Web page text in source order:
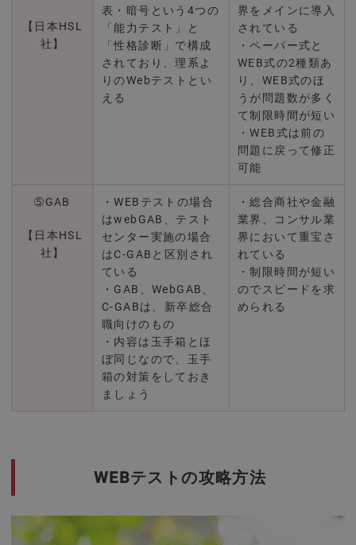
【日本HSL
社】
表・暗号という4つの
「能力テスト」と
「性格診断」で構成
されており、理系よ
りのWebテストとい
える
界をメインに導入
されている
・ペーパー式と
WEB式の2種類あ
り、WEB式のほ
うが問題数が多く
て制限時間が短い
・WEB式は前の
問題に戻って修正
可能
➄GAB
【日本HSL
社】
・WEBテストの場合
はwebGAB、テスト
センター実施の場合
はC-GABと区別され
ている
・GAB、WebGAB、
C-GABは、新卒総合
職向けのもの
・内容は玉手箱とほ
ぼ同じなので、玉手
箱の対策をしておき
ましょう
・総合商社や金融
業界、コンサル業
界において重宝さ
れている
・制限時間が短い
のでスピードを求
められる
WEBテストの攻略方法